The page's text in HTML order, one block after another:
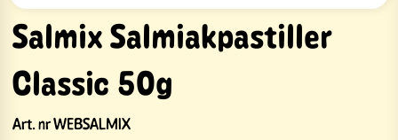
Salmix Salmiakpastiller
Classic 50g
Art. nrWEBSALMIX